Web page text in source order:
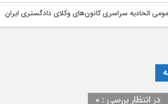
اتحادیه سراسری کانون‌های وکلای دادگستری ایران
در انتظار بررسی : 0